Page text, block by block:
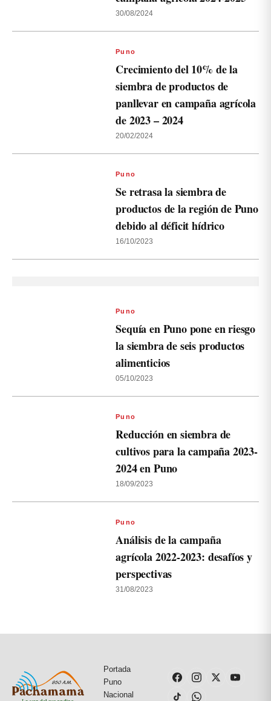
30/08/2024
Puno
Crecimiento del 10% de la
siembra de productos de
panllevar en campaña agrícola
de 2023 – 2024
20/02/2024
Puno
Se retrasa la siembra de
productos de la región de Puno
debido al déficit hídrico
16/10/2023
Puno
Sequía en Puno pone en riesgo
la siembra de seis productos
alimenticios
05/10/2023
Puno
Reducción en siembra de
cultivos para la campaña 2023-
2024 en Puno
18/09/2023
Puno
Análisis de la campaña
agrícola 2022-2023: desafíos y
perspectivas
31/08/2023
Portada
Puno
Nacional